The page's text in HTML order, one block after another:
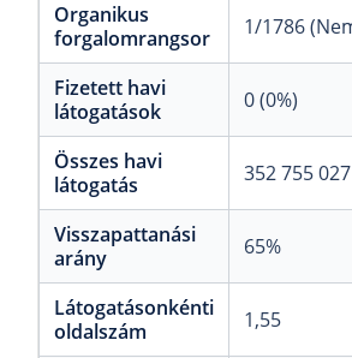
Organikus
forgalomrangsor
1/1786
Fizetett havi
látogatások
0 (0%)
Összes havi
látogatás
352 755 027
Visszapattanási
arány
65%
Látogatásonkénti
oldalszám
1,55